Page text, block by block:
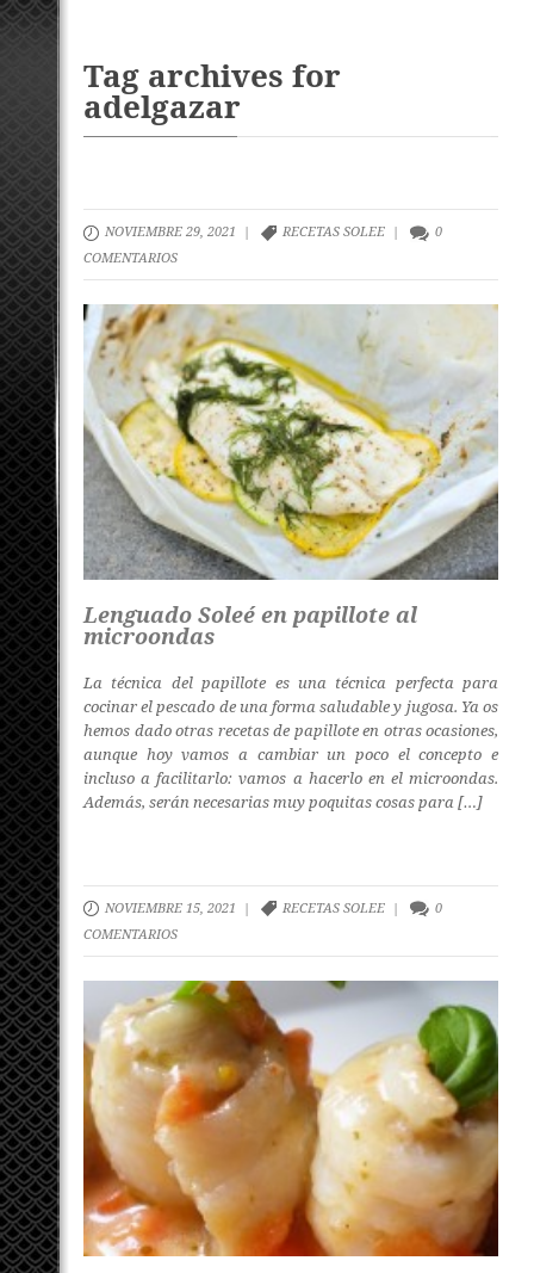
Tag archives for
adelgazar
NOVIEMBRE 29, 2021 | RECETAS SOLEE |
0
COMENTARIOS
Lenguado Soleé en papillote al
microondas
La técnica del papillote es una técnica perfecta para
cocinar el pescado de una forma saludable y jugosa. Ya os
hemos dado otras recetas de papillote en otras ocasiones,
aunque hoy vamos a cambiar un poco el concepto e
incluso a facilitarlo: vamos a hacerlo en el microondas.
Además, serán necesarias muy poquitas cosas para […]
NOVIEMBRE 15, 2021 | RECETAS SOLEE |
0
COMENTARIOS